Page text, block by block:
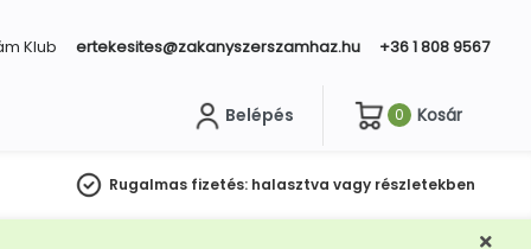
Klub ertekesites@zakanyszerszamhaz.hu +36 1 808 9567
Belépés 0 Kosár
Rugalmas fizetés: halasztva vagy részletekben